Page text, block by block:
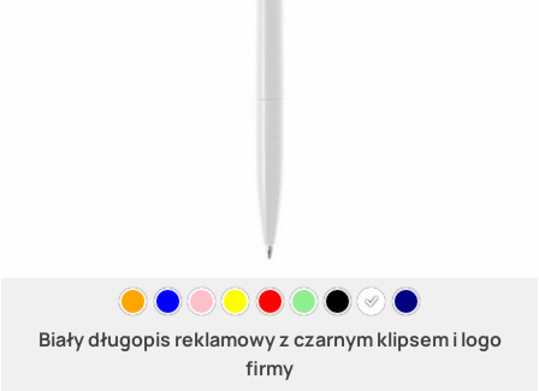
Biały długopis reklamowy z czarnym klipsem i logo
firmy